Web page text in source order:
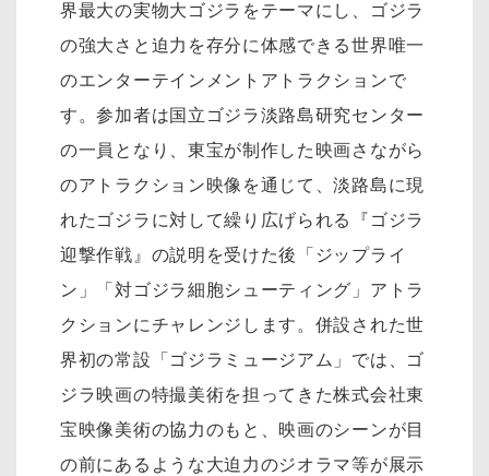
界最大の実物大ゴジラをテーマにし、ゴジラ
の強大さと迫力を存分に体感できる世界唯一
のエンターテインメントアトラクションで
す。参加者は国立ゴジラ淡路島研究センター
の一員となり、東宝が制作した映画さながら
のアトラクション映像を通じて、淡路島に現
れたゴジラに対して繰り広げられる『ゴジラ
迎撃作戦』の説明を受けた後「ジップライ
ン」「対ゴジラ細胞シューティング」アトラ
クションにチャレンジします。併設された世
界初の常設「ゴジラミュージアム」では、ゴ
ジラ映画の特撮美術を担ってきた株式会社東
宝映像美術の協力のもと、映画のシーンが目
の前にあるような大迫力のジオラマ等が展示